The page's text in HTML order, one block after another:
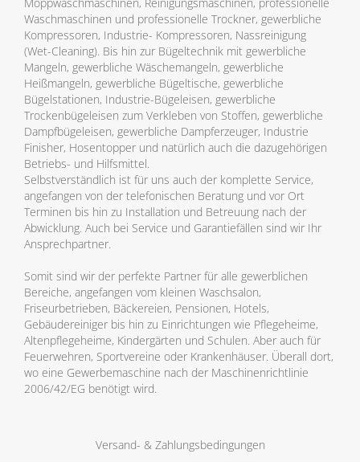
Waschmaschinen und professionelle Trockner, gewerbliche
Kompressoren, Industrie- Kompressoren, Nassreinigung
(Wet-Cleaning). Bis hin zur Bügeltechnik mit gewerbliche
Mangeln, gewerbliche Wäschemangeln, gewerbliche
Heißmangeln, gewerbliche Bügeltische, gewerbliche
Bügelstationen, Industrie-Bügeleisen, gewerbliche
Trockenbügeleisen zum Verkleben von Stoffen, gewerbliche
Dampfbügeleisen, gewerbliche Dampferzeuger, Industrie
Finisher, Hosentopper und natürlich auch die dazugehörigen
Betriebs- und Hilfsmittel.
Selbstverständlich ist für uns auch der komplette Service,
angefangen von der telefonischen Beratung und vor Ort
Terminen bis hin zu Installation und Betreuung nach der
Abwicklung. Auch bei Service und Garantiefällen sind wir Ihr
Ansprechpartner.
Somit sind wir der perfekte Partner für alle gewerblichen
Bereiche, angefangen vom kleinen Waschsalon,
Friseurbetrieben, Bäckereien, Pensionen, Hotels,
Gebäudereiniger bis hin zu Einrichtungen wie Pflegeheime,
Altenpflegeheime, Kindergärten und Schulen. Aber auch für
Feuerwehren, Sportvereine oder Krankenhäuser. Überall dort,
wo eine Gewerbemaschine nach der Maschinenrichtlinie
2006/42/EG benötigt wird.
Versand- & Zahlungsbedingungen